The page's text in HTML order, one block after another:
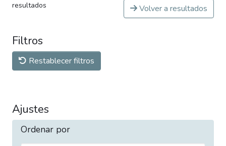
resultados Volver a resultados
Filtros
Restablecer filtros
Ajustes
Ordenar por